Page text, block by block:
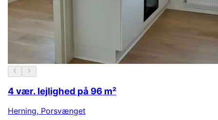
4 vær. lejlighed på 96 m²
Herning, Porsvænget